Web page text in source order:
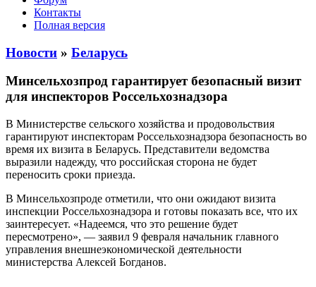
Контакты
Полная версия
Новости » Беларусь
Минсельхозпрод гарантирует безопасный визит
для инспекторов Россельхознадзора
В Министерстве сельского хозяйства и продовольствия
гарантируют инспекторам Россельхознадзора безопасность во
время их визита в Беларусь. Представители ведомства
выразили надежду, что российская сторона не будет
переносить сроки приезда.
В Минсельхозпроде отметили, что они ожидают визита
инспекции Россельхознадзора и готовы показать все, что их
заинтересует. «Надеемся, что это решение будет
пересмотрено», — заявил 9 февраля начальник главного
управления внешнеэкономической деятельности
министерства Алексей Богданов.